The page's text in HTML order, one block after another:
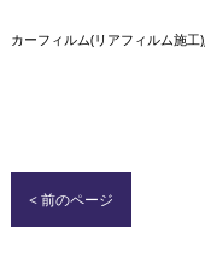
カーフィルム(リアフィルム施工)
< 前のページ